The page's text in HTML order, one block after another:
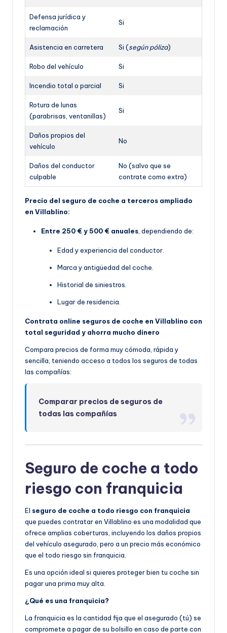
Defensa jurídica y
reclamación
Si
Asistencia en carretera Si (según póliza)
Robo del vehículo Si
Incendio total o parcial Si
Rotura de lunas
(parabrisas, ventanillas)
Si
Daños propios del
vehículo
No
Daños del conductor
culpable
No (salvo que se
contrate como extra)
Precio del seguro de coche a terceros ampliado
en Villablino:
Entre 250 € y 500 € anuales , dependiendo de:
Edad y experiencia del conductor.
Marca y antigüedad del coche.
Historial de siniestros.
Lugar de residencia.
Contrata online seguros de coche en Villablino con
total seguridad y ahorra mucho dinero
Compara precios de forma muy cómoda, rápida y
sencilla, teniendo acceso a todos los seguros de todas
las compañías:
Comparar precios de seguros de
todas las compañías
Seguro de coche a todo
riesgo con franquicia
El seguro de coche a todo riesgo con franquicia
que puedes contratar en Villablino es una modalidad que
ofrece amplias coberturas, incluyendo los daños propios
del vehículo asegurado, pero a un precio más económico
que el todo riesgo sin franquicia.
Es una opción ideal si quieres proteger bien tu coche sin
pagar una prima muy alta.
¿Qué es una franquicia?
La franquicia es la cantidad fija que el asegurado (tú) se
compromete a pagar de su bolsillo en caso de parte con